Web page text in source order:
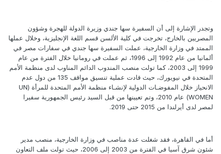
وتجدر الإشارة إلى أن السفيرة سها جندي وزيرة الدولة للهجرة وشؤون
المصريين بالخارج، تخرجت في كلية الألسن قسم اللغة الإنجليزية، وخلال عملها
الممتد في وزارة الخارجية، عملت السفيرة سها جندي في سفارات مصر في
ألمانيا من عام 1992 إلى 1996، ثم عملت في رومانيا خلال الفترة من عام
1999 إلى 2003، كما تولت منصب المندوب الدائم المناوب لدى منظمة الأمم
المتحدة في نيويورك، حيث قادت عملية تنسيق مواقف 135 من دول عدم
الانحياز خلال المفوضـات الدولية لإنشـاء منظمة الأمم المتحدة للمرأة (UN
WOMEN) عام 2010، وتم تعيينها من قبل السيد رئيس الجمهورية سفيرا
لمصر لدى أيرلندا من 2015 حتى 2019.
أما في القاهرة، فقد شغلت عدة مناصب في وزارة الخارجية، منصب مدير
شئون شرق آسيا في الفترة من 2003 إلى 2006، حيث تولت ملف التعاون